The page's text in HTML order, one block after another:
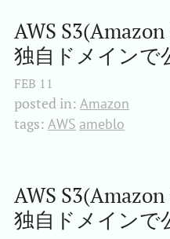
AWS
独自ドメインで
FEB 11
posted in: Amazon
tags: AWS ameblo
AWS
独自ドメインで